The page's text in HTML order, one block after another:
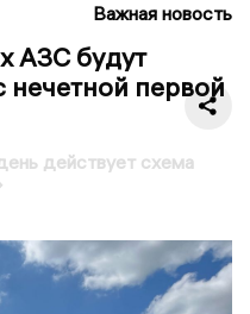
Важная новость
АЗС будут
первой
действует схема